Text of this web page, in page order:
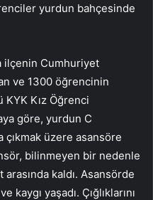
yurdun bahçesinde
ilçenin Cumhuriyet
ve 1300 öğrencinin
KYK Kız Öğrenci
göre, yurdun C
çıkmak üzere asansöre
bilinmeyen bir nedenle
kaldı. Asansörde
yaşadı. Çığlıklarını